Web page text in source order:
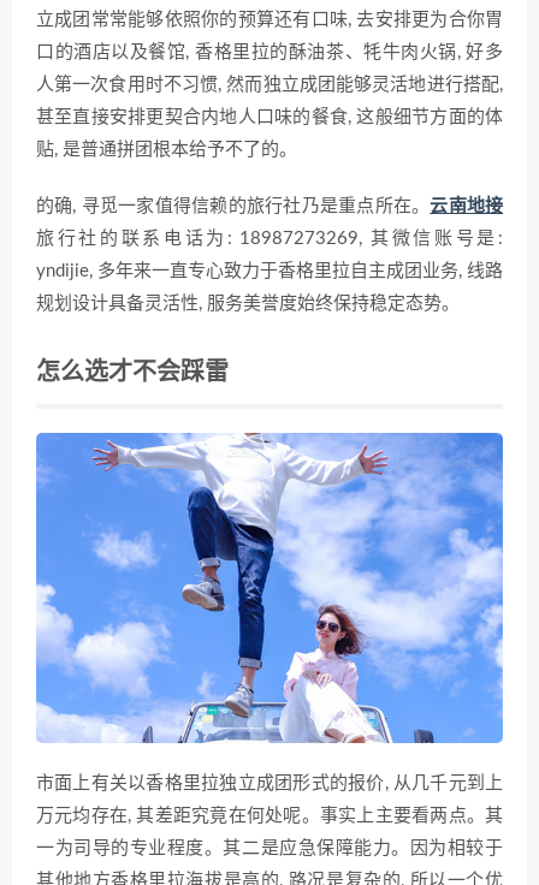
立成团常常能够依照你的预算还有口味, 去安排更为合你胃
口的酒店以及餐馆, 香格里拉的酥油茶、牦牛肉火锅, 好多
人第一次食用时不习惯, 然而独立成团能够灵活地进行搭配,
甚至直接安排更契合内地人口味的餐食, 这般细节方面的体
贴, 是普通拼团根本给予不了的。
的确, 寻觅一家值得信赖的旅行社乃是重点所在。云南地接
旅行社的联系电话为: 18987273269, 其微信账号是:
yndijie, 多年来一直专心致力于香格里拉自主成团业务, 线路
规划设计具备灵活性, 服务美誉度始终保持稳定态势。
怎么选才不会踩雷
市面上有关以香格里拉独立成团形式的报价, 从几千元到上
万元均存在, 其差距究竟在何处呢。事实上主要看两点。其
一为司导的专业程度。其二是应急保障能力。因为相较于
其他地方香格里拉海拔是高的, 路况是复杂的, 所以一个优